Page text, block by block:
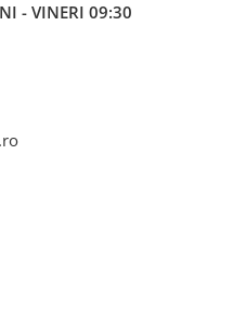
- VINERI 09:30